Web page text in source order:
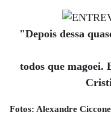
"Depois dessa
todos que magoei.
Fotos: Alexandre